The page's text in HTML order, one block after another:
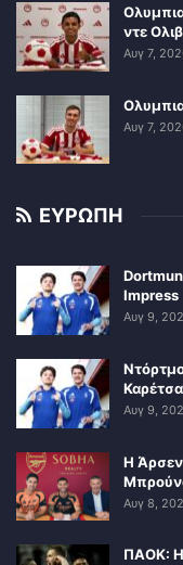
ντε
Αυγ 7,
Αυγ 7,
ΕΥΡΩΠΗ
Impress
Αυγ 9,
Αυγ 9,
Η
Αυγ 8,
ΠΑΟΚ: Η